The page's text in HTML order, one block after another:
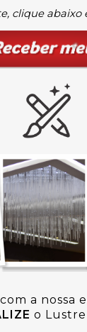
clique abaixo
a nossa
o